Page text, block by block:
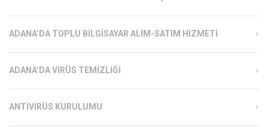
ADANA’DA TOPLU BILGISAYAR ALIM-SATIM HIZMETI
ADANA’DA VIRÜS TEMIZLIĞI
ANTIVIRÜS KURULUMU